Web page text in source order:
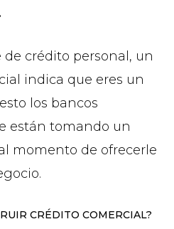
crédito personal, un
indica que eres un
los bancos
están tomando un
momento de ofrecerle
CRÉDITO COMERCIAL?